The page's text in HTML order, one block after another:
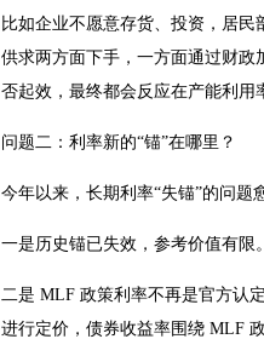
比如企业不愿意存货、投资，居
供求两方面下手，一方面通过财
否起效，最终都会反应在产能利用
问题二：利率新的“锚”在哪里？
今年以来，长期利率“失锚”的问题
一是历史锚已失效，参考价值有
二是 MLF 政策利率不再是官方认
进行定价，债券收益率围绕 MLF